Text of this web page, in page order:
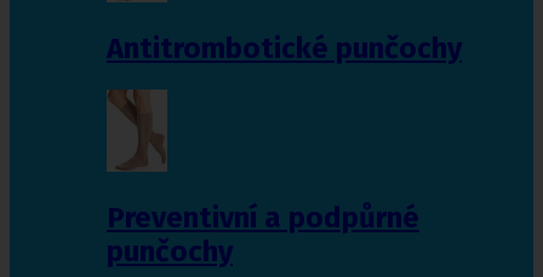
Antitrombotické punčochy
Preventivní a podpůrné
punčochy